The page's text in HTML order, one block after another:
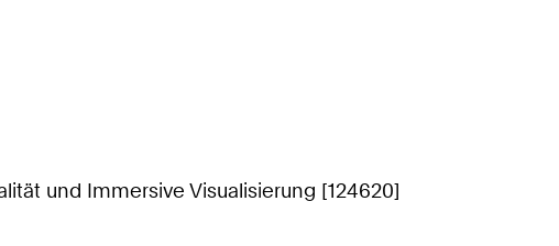
und Immersive Visualisierung [124620]